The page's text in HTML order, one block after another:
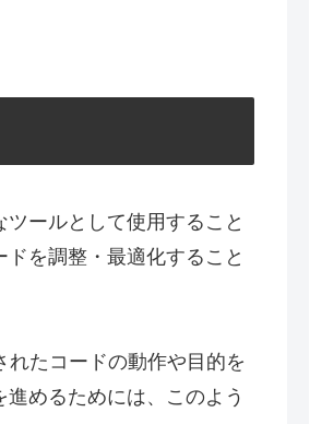
ールとして使用すること
を調整・最適化すること
たコードの動作や目的を
めるためには、このよう